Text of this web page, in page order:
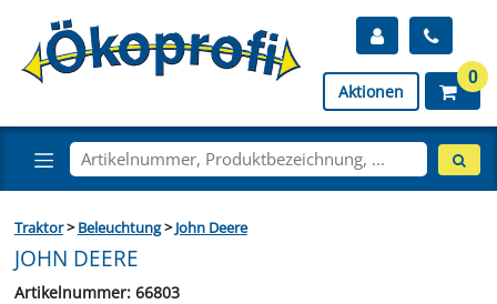
Aktionen
0
Traktor>Beleuchtung>John Deere
JOHN DEERE
Artikelnummer: 66803